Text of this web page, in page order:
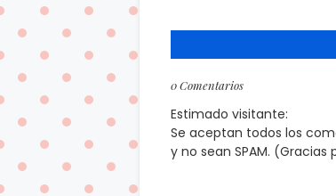
0 Comentarios
Estimado visitante:
Se aceptan todos los
y no sean SPAM.